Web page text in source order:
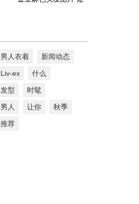
男人衣着 新闻动态
Liv-ex 什么
发型 时髦
男人 让你 秋季
推荐